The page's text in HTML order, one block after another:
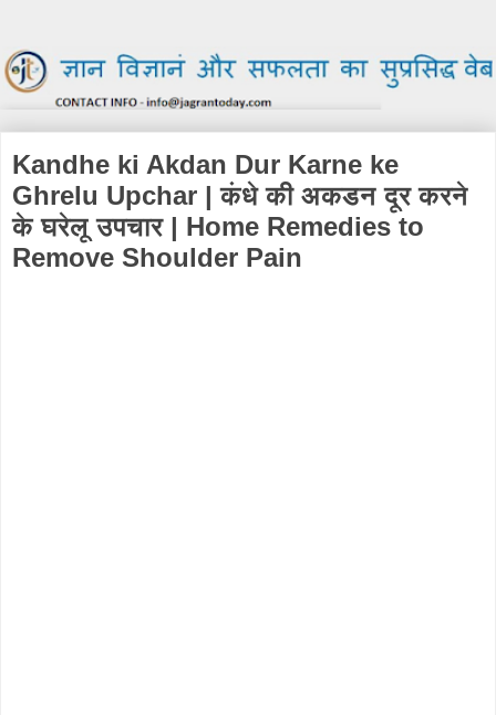
Kandhe ki Akdan Dur Karne ke
Ghrelu Upchar | कंधे की अकडन दूर करने
के घरेलू उपचार | Home Remedies to
Remove Shoulder Pain